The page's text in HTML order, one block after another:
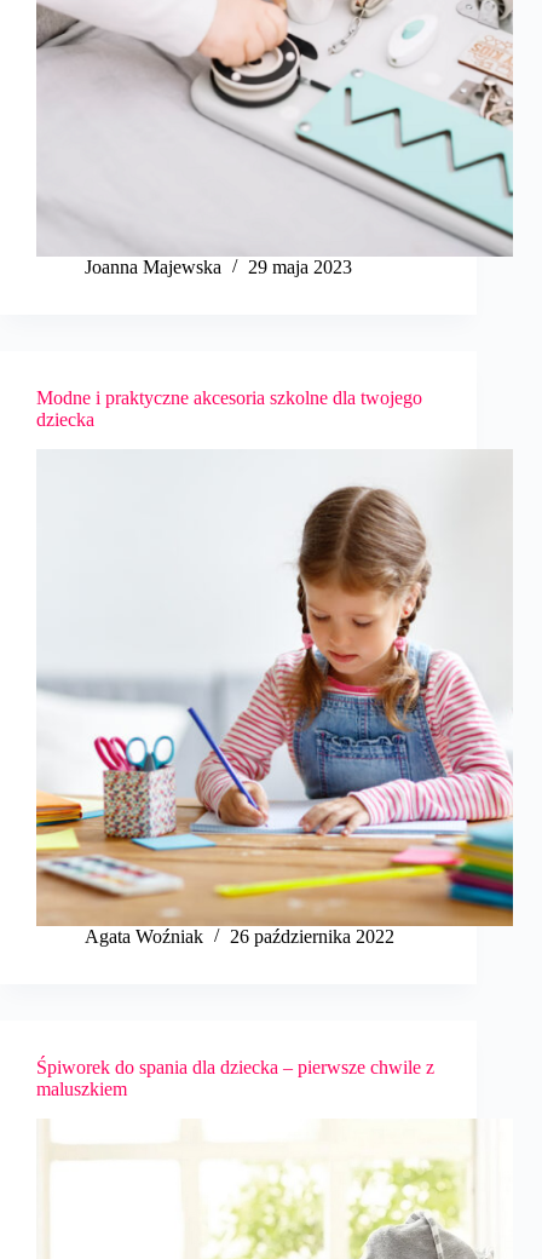
Joanna Majewska 29 maja 2023
Modne i praktyczne akcesoria szkolne dla twojego
dziecka
Agata Woźniak 26 października 2022
Śpiworek do spania dla dziecka – pierwsze chwile z
maluszkiem